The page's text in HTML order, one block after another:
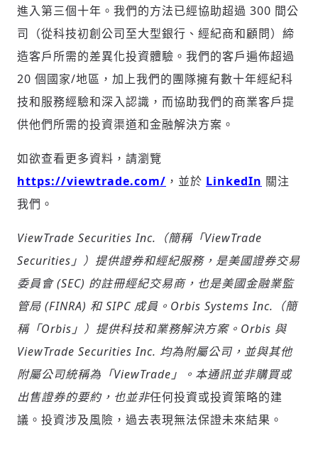
進入第三個十年。我們的方法已經協助超過 300 間公
司（從科技初創公司至大型銀行、經紀商和顧問）締
造客戶所需的差異化投資體驗。我們的客戶遍佈超過
20 個國家/地區，加上我們的團隊擁有數十年經紀科
技和服務經驗和深入認識，而協助我們的商業客戶提
供他們所需的投資渠道和金融解決方案。
如欲查看更多資料，請瀏覽
https://viewtrade.com/ ，並於 LinkedIn 關注
我們。
ViewTrade Securities Inc.（簡稱「ViewTrade
Securities」）提供證券和經紀服務，是美國證券交易
委員會 (SEC) 的註冊經紀交易商，也是美國金融業監
管局 (FINRA) 和 SIPC 成員。Orbis Systems Inc.（簡
稱「Orbis」）提供科技和業務解決方案。Orbis 與
ViewTrade Securities Inc. 均為附屬公司，並與其他
附屬公司統稱為「ViewTrade」。本通訊並非購買或
出售證券的要約，也並非任何投資或投資策略的建
議。投資涉及風險，過去表現無法保證未來結果。